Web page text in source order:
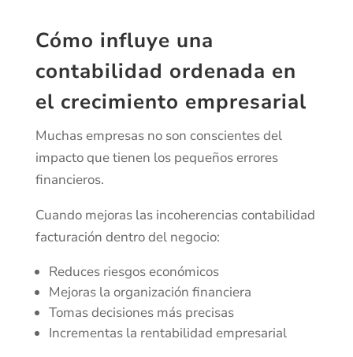
Cómo influye una
contabilidad ordenada en
el crecimiento empresarial
Muchas empresas no son conscientes del
impacto que tienen los pequeños errores
financieros.
Cuando mejoras las incoherencias contabilidad
facturación dentro del negocio:
Reduces riesgos económicos
Mejoras la organización financiera
Tomas decisiones más precisas
Incrementas la rentabilidad empresarial